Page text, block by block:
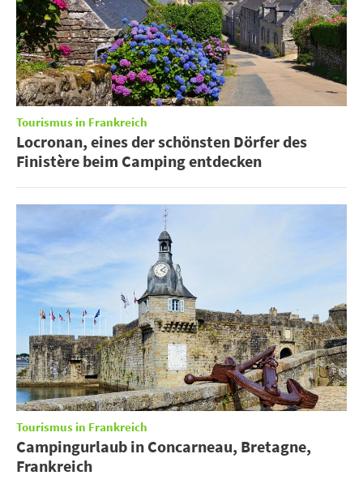
Tourismus in Frankreich
Locronan, eines der schönsten Dörfer des
Finistère beim Camping entdecken
Tourismus in Frankreich
Campingurlaub in Concarneau, Bretagne,
Frankreich